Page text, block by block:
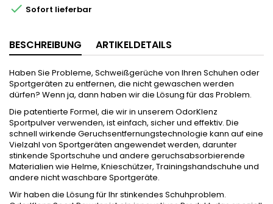
 Sofort lieferbar
BESCHREIBUNG ARTIKELDETAILS
Haben Sie Probleme, Schweißgerüche von Ihren Schuhen oder
Sportgeräten zu entfernen, die nicht gewaschen werden
dürfen? Wenn ja, dann haben wir die Lösung für das Problem.
Die patentierte Formel, die wir in unserem OdorKlenz
Sportpulver verwenden, ist einfach, sicher und effektiv. Die
schnell wirkende Geruchsentfernungstechnologie kann auf eine
Vielzahl von Sportgeräten angewendet werden, darunter
stinkende Sportschuhe und andere geruchsabsorbierende
Materialien wie Helme, Knieschützer, Trainingshandschuhe und
andere nicht waschbare Sportgeräte.
Wir haben die Lösung für Ihr stinkendes Schuhproblem.